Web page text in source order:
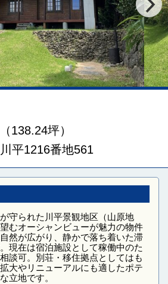
138.24坪）
平1216番地561
守られた川平景観地区（山原地
むオーシャンビューが魅力の物件
然が広がり、静かで落ち着いた滞
現在は宿泊施設として稼働中のた
談可。別荘・移住拠点としてはも
大やリニューアルにも適したポテ
立地です。